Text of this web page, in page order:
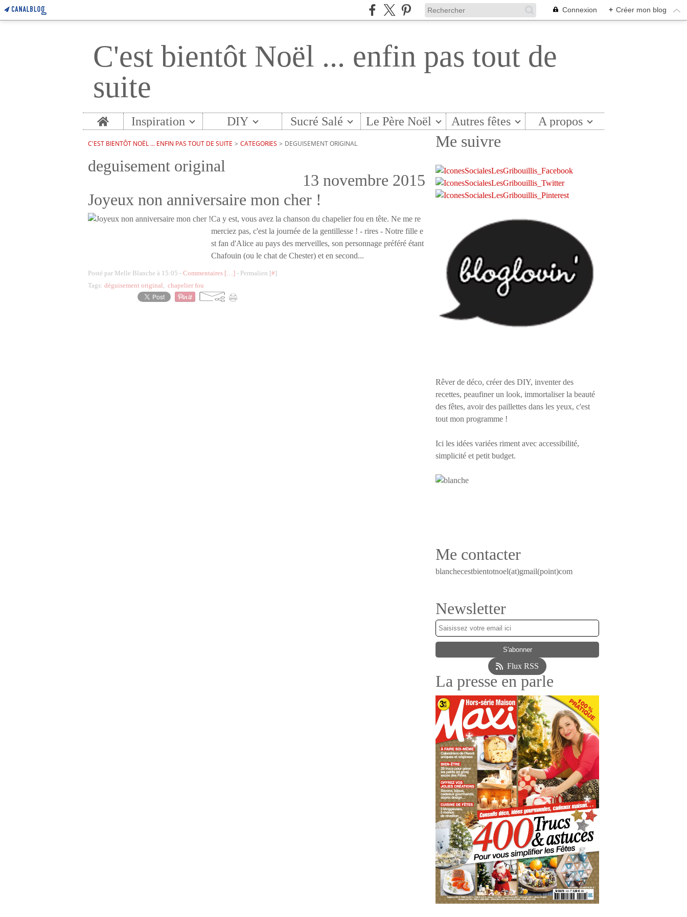
Connexion + Créer mon blog
C'est bientôt Noël ... enfin pas tout de
suite
Home Inspiration DIY Sucré Salé Le Père Noël Autres fêtes A propos
C'EST BIENTÔT NOËL ... ENFIN PAS TOUT DE SUITE > CATEGORIES > DEGUISEMENT ORIGINAL
deguisement original
13 novembre 2015
Joyeux non anniversaire mon cher !
Ca y est, vous avez la chanson du chapelier fou en tête. Ne me re
merciez pas, c'est la journée de la gentillesse ! - rires - Notre fille e
st fan d'Alice au pays des merveilles, son personnage préféré étant
Chafouin (ou le chat de Chester) et en second...
Posté par Melle Blanche à 15:05 - Commentaires […] - Permalien [#]
Tags: déguisement original, chapelier fou
Me suivre
Rêver de déco, créer des DIY, inventer des
recettes, peaufiner un look, immortaliser la beauté
des fêtes, avoir des paillettes dans les yeux, c'est
tout mon programme !
Ici les idées variées riment avec accessibilité,
simplicité et petit budget.
Me contacter
blanchecestbientotnoel(at)gmail(point)com
Newsletter
Flux RSS
La presse en parle